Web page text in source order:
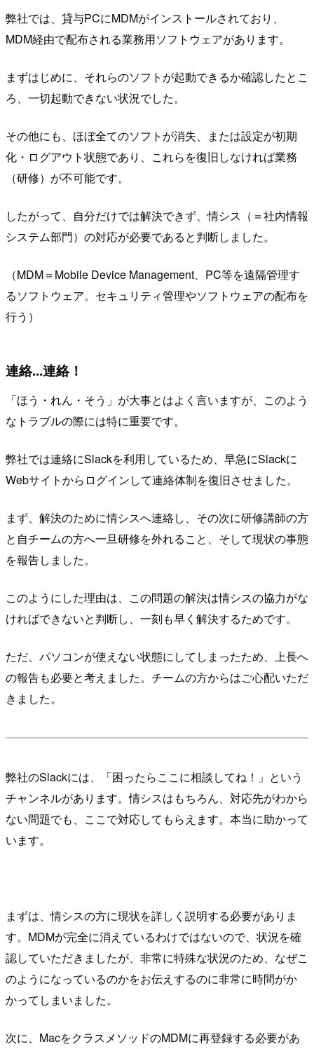
弊社では、貸与PCにMDMがインストールされており、
MDM経由で配布される業務用ソフトウェアがあります。
まずはじめに、それらのソフトが起動できるか確認したとこ
ろ、一切起動できない状況でした。
その他にも、ほぼ全てのソフトが消失、または設定が初期
化・ログアウト状態であり、これらを復旧しなければ業務
（研修）が不可能です。
したがって、自分だけでは解決できず、情シス（＝社内情報
システム部門）の対応が必要であると判断しました。
（MDM＝Mobile Device Management、PC等を遠隔管理す
るソフトウェア。セキュリティ管理やソフトウェアの配布を
行う）
連絡...連絡！
「ほう・れん・そう」が大事とはよく言いますが、このよう
なトラブルの際には特に重要です。
弊社では連絡にSlackを利用しているため、早急にSlackに
Webサイトからログインして連絡体制を復旧させました。
まず、解決のために情シスへ連絡し、その次に研修講師の方
と自チームの方へ一旦研修を外れること、そして現状の事態
を報告しました。
このようにした理由は、この問題の解決は情シスの協力がな
ければできないと判断し、一刻も早く解決するためです。
ただ、パソコンが使えない状態にしてしまったため、上長へ
の報告も必要と考えました。チームの方からはご心配いただ
きました。
弊社のSlackには、「困ったらここに相談してね！」という
チャンネルがあります。情シスはもちろん、対応先がわから
ない問題でも、ここで対応してもらえます。本当に助かって
います。
まずは、情シスの方に現状を詳しく説明する必要がありま
す。MDMが完全に消えているわけではないので、状況を確
認していただきましたが、非常に特殊な状況のため、なぜこ
のようになっているのかをお伝えするのに非常に時間がか
かってしまいました。
次に、MacをクラスメソッドのMDMに再登録する必要があ